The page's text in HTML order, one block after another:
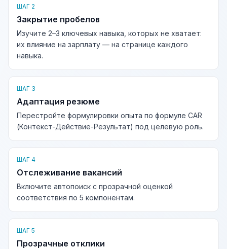
ШАГ 2
Закрытие пробелов
Изучите 2–3 ключевых навыка, которых не хватает:
их влияние на зарплату — на странице каждого
навыка.
ШАГ 3
Адаптация резюме
Перестройте формулировки опыта по формуле CAR
(Контекст-Действие-Результат) под целевую роль.
ШАГ 4
Отслеживание вакансий
Включите автопоиск с прозрачной оценкой
соответствия по 5 компонентам.
ШАГ 5
Прозрачные отклики